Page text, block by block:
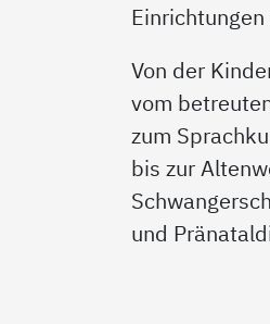
Von der
vom
zum
bis zur
und